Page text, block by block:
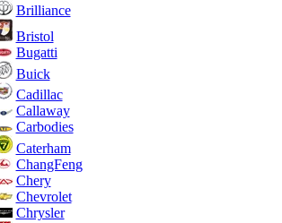
Brilliance
Bristol
Bugatti
Buick
Cadillac
Callaway
Carbodies
Caterham
ChangFeng
Chery
Chevrolet
Chrysler